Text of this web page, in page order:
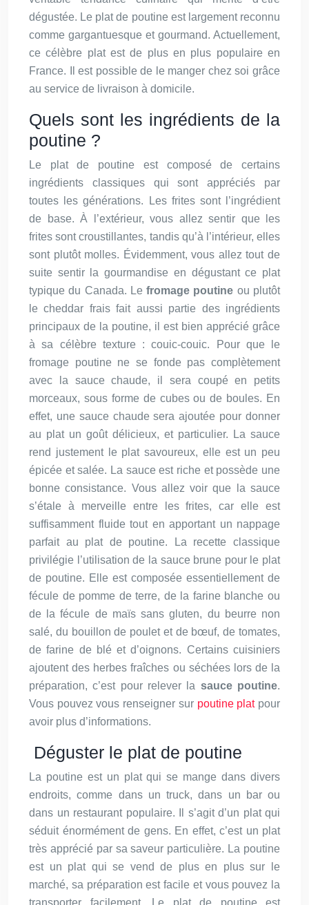
dégustée. Le plat de poutine est largement reconnu
comme gargantuesque et gourmand. Actuellement,
ce célèbre plat est de plus en plus populaire en
France. Il est possible de le manger chez soi grâce
au service de livraison à domicile.
Quels sont les ingrédients de la
poutine ?
Le plat de poutine est composé de certains
ingrédients classiques qui sont appréciés par
toutes les générations. Les frites sont l’ingrédient
de base. À l’extérieur, vous allez sentir que les
frites sont croustillantes, tandis qu’à l’intérieur, elles
sont plutôt molles. Évidemment, vous allez tout de
suite sentir la gourmandise en dégustant ce plat
typique du Canada. Lefromage poutine ou plutôt
le cheddar frais fait aussi partie des ingrédients
principaux de la poutine, il est bien apprécié grâce
à sa célèbre texture : couic-couic. Pour que le
fromage poutine ne se fonde pas complètement
avec la sauce chaude, il sera coupé en petits
morceaux, sous forme de cubes ou de boules. En
effet, une sauce chaude sera ajoutée pour donner
au plat un goût délicieux, et particulier. La sauce
rend justement le plat savoureux, elle est un peu
épicée et salée. La sauce est riche et possède une
bonne consistance. Vous allez voir que la sauce
s’étale à merveille entre les frites, car elle est
suffisamment fluide tout en apportant un nappage
parfait au plat de poutine. La recette classique
privilégie l’utilisation de la sauce brune pour le plat
de poutine. Elle est composée essentiellement de
fécule de pomme de terre, de la farine blanche ou
de la fécule de maïs sans gluten, du beurre non
salé, du bouillon de poulet et de bœuf, de tomates,
de farine de blé et d’oignons. Certains cuisiniers
ajoutent des herbes fraîches ou séchées lors de la
préparation, c’est pour relever la sauce poutine.
Vous pouvez vous renseigner sur poutine platpour
avoir plus d’informations.
Déguster le plat de poutine
La poutine est un plat qui se mange dans divers
endroits, comme dans un truck, dans un bar ou
dans un restaurant populaire. Il s’agit d’un plat qui
séduit énormément de gens. En effet, c’est un plat
très apprécié par sa saveur particulière. La poutine
est un plat qui se vend de plus en plus sur le
marché, sa préparation est facile et vous pouvez la
transporter facilement. Le plat de poutine est